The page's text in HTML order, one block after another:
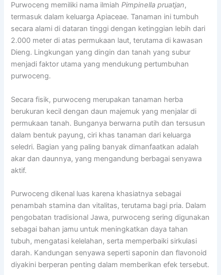
Purwoceng memiliki nama ilmiahPimpinella pruatjan,
termasuk dalam keluarga Apiaceae. Tanaman ini tumbuh
secara alami di dataran tinggi dengan ketinggian lebih dari
2.000 meter di atas permukaan laut, terutama di kawasan
Dieng. Lingkungan yang dingin dan tanah yang subur
menjadi faktor utama yang mendukung pertumbuhan
purwoceng.
Secara fisik, purwoceng merupakan tanaman herba
berukuran kecil dengan daun majemuk yang menjalar di
permukaan tanah. Bunganya berwarna putih dan tersusun
dalam bentuk payung, ciri khas tanaman dari keluarga
seledri. Bagian yang paling banyak dimanfaatkan adalah
akar dan daunnya, yang mengandung berbagai senyawa
aktif.
Purwoceng dikenal luas karena khasiatnya sebagai
penambah stamina dan vitalitas, terutama bagi pria. Dalam
pengobatan tradisional Jawa, purwoceng sering digunakan
sebagai bahan jamu untuk meningkatkan daya tahan
tubuh, mengatasi kelelahan, serta memperbaiki sirkulasi
darah. Kandungan senyawa seperti saponin dan flavonoid
diyakini berperan penting dalam memberikan efek tersebut.